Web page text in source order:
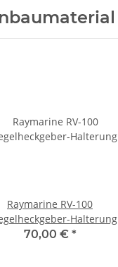
Raymarine RV-100
Halterung
70,00 € *